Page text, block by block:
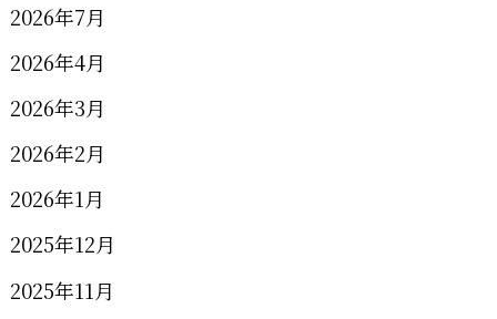
2026年7月
2026年4月
2026年3月
2026年2月
2026年1月
2025年12月
2025年11月